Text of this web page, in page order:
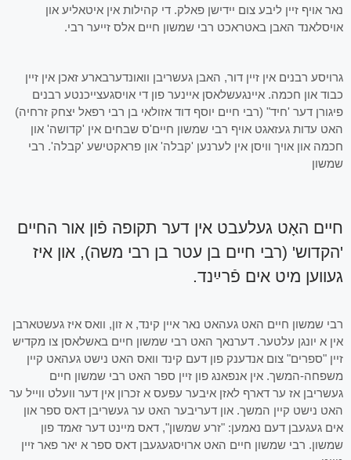
נאר אויף זיין ליבע צום יידישן פאלק. די קהילות אין איטאליע און
אויסלאנד האבן באטראכט רבי שמשון חיים אלס זייער רבי.
גרויסע רבנים אין זיין דור, האבן געשריבן וואונדערבארע זאכן אין זיין
כבוד און חכמה. איינגעשלאסן איינער פון די אויסגעצייכנטע רבנים
פיגורן דער 'חיד" (רבי חיים יוסף דוד אזולאי בן רבי רפאל יצחק זרחיה)
האט עדות געזאגט אויף רבי שמשון חיים'ס שבחים אין 'קדושה' און
חכמה און אויך וויסן אין לערנען 'קבלה' און פראקטישע 'קבלה'. רבי
שמשון
חיים האָט געלעבט אין דער תקופה פֿון אור החיים
'הקדוש' (רבי חיים בן עטר בן רבי משה), און איז
געווען מיט אים פֿרײַנד.
רבי שמשון חיים האט געהאט נאר איין קינד, א זון, וואס איז געשטארבן
אין א יונגן עלטער. דערנאך האט רבי שמשון חיים באשלאסן צו מקדיש
זיין "ספרים" צום אנדענק פון דעם קינד וואס האט נישט געהאט קיין
משפחה-המשך. אין אנפאנג פון זיין ספר האט רבי שמשון חיים
געשריבן אז ער דארף לאזן איבער עפעס א זכרון אין דער וועלט ווייל ער
האט נישט קיין המשך. און דעריבער האט ער געשריבן דאס ספר און
אים געגעבן דעם נאמען: "זרע שמשון", דאס מיינט דער זאמד פון
שמשון. רבי שמשון חיים האט ארויסגעגעבן דאס ספר א יאר פאר זיין